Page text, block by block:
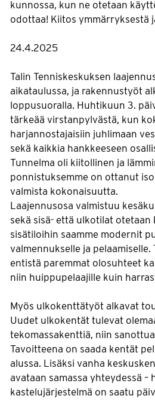
kunnossa, kun ne otetaan
odottaa! Kiitos ymmärryksestä
24.4.2025
Talin Tenniskeskuksen
aikataulussa, ja rakennustyöt
loppusuoralla. Huhtikuun 3.
tärkeää virstanpylvästä, kun
harjannostajaisiin juhlimaan
sekä kaikkia hankkeeseen
Tunnelma oli kiitollinen ja
ponnistuksemme on ottanut
valmista kokonaisuutta.
Laajennusosa valmistuu
sekä sisä- että ulkotilat
sisätiloihin saamme modernit
valmennukselle ja
entistä paremmat olosuhteet
niin huippupelaajille kuin
Myös ulkokenttätyöt alkavat
Uudet ulkokentät tulevat
tekomassakenttiä, niin
Tavoitteena on saada kentät
alussa. Lisäksi vanha
avataan samassa yhteydessä –
kastelujärjestelmä on saatu